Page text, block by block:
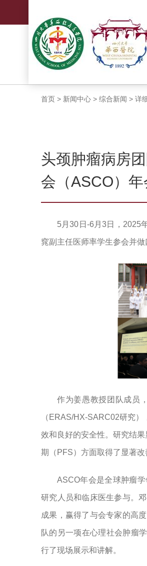
首页 > 新闻中心 > 综合新闻 > 详
头颈肿瘤病房
会（ASCO）年
5月30日-6月3日，2025
窕副主任医师率学生参会并
作为姜愚教授团队成员
（ERAS/HX-SARC02研究
效和良好的安全性。研究结
期（PFS）方面取得了显著改
ASCO年会是全球肿瘤
研究人员和临床医生参与。
成果，赢得了与会专家的高
队的另一项在心理社会肿瘤
行了现场展示和讲解。